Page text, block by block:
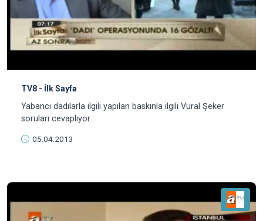
TV8 - İlk Sayfa
Yabancı dadılarla ilgili yapılan baskınla ilgili Vural Şeker
soruları cevaplıyor.
05.04.2013